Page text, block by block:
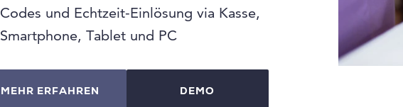
Codes und Echtzeit-Einlösung via Kasse,
Smartphone, Tablet und PC
MEHR ERFAHREN DEMO